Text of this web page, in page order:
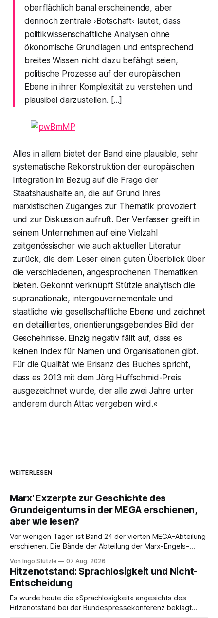
oberflächlich banal erscheinende, aber
dennoch zentrale ›Botschaft‹ lautet, dass
politikwissenschaftliche Analysen ohne
ökonomische Grundlagen und entsprechend
breites Wissen nicht dazu befähigt seien,
politische Prozesse auf der europäischen
Ebene in ihrer Komplexität zu verstehen und
plausibel darzustellen. [...]
Alles in allem bietet der Band eine plausible, sehr
systematische Rekonstruktion der europäischen
Integration im Bezug auf die Frage der
Staatshaushalte an, die auf Grund ihres
marxistischen Zuganges zur Thematik provoziert
und zur Diskussion aufruft. Der Verfasser greift in
seinem Unternehmen auf eine Vielzahl
zeitgenössischer wie auch aktueller Literatur
zurück, die dem Leser einen guten Überblick über
die verschiedenen, angesprochenen Thematiken
bieten. Gekonnt verknüpft Stützle analytisch die
supranationale, intergouvernementale und
staatliche wie gesellschaftliche Ebene und zeichnet
ein detailliertes, orientierungsgebendes Bild der
Geschehnisse. Einzig negativ fällt auf, dass es
keinen Index für Namen und Organisationen gibt.
Für die Qualität wie Brisanz des Buches spricht,
dass es 2013 mit dem Jörg Huffschmid-Preis
ausgezeichnet wurde, der alle zwei Jahre unter
anderem durch Attac vergeben wird.«
WEITERLESEN
Marx' Exzerpte zur Geschichte des
Grundeigentums in der MEGA erschienen,
aber wie lesen?
Vor wenigen Tagen ist Band 24 der vierten MEGA-Abteilung
erschienen. Die Bände der Abteilung der Marx-Engels-
und Marginalien umfassen, werden seit einiger Zeit nur noch
online publiziert, ebenso die Briefe (Abteilung III). Das ist
einerseits grandios, denn die Ergebnisse der öffentlich
Von Ingo Stützle 07 Aug. 2026
Hitzenotstand: Sprachlosigkeit und Nicht-
Entscheidung
Es wurde heute die »Sprachlosigkeit« angesichts des
Hitzenotstand bei der Bundespressekonferenz beklagt